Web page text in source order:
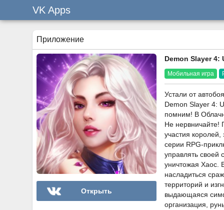
VK Apps
Приложение
Открыть
Demon Slayer 4:
Мобильная игра
Устали от
Demon Slayer 4:
помним! В
Не нервничайте!
участия
серии RPG-
управлять своей
уничтожая Хаос.
насладиться
территорий и
выдающаяся
организация,